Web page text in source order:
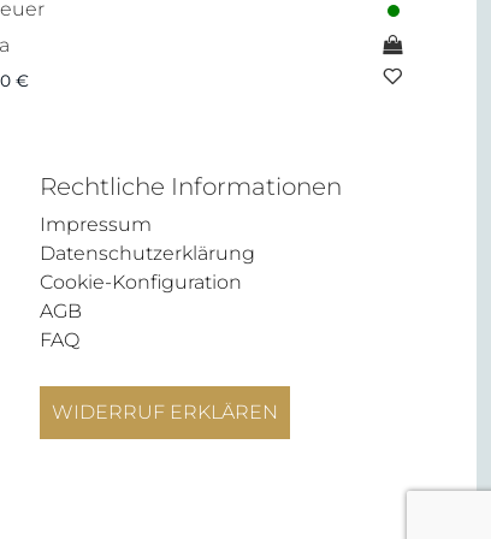
€
Rechtliche Informationen
Impressum
Datenschutzerklärung
Cookie-Konfiguration
AGB
FAQ
WIDERRUF ERKLÄREN